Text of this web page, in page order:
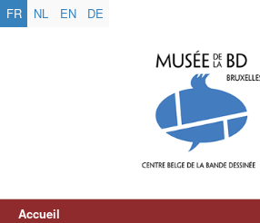
FR NL EN DE
Accueil